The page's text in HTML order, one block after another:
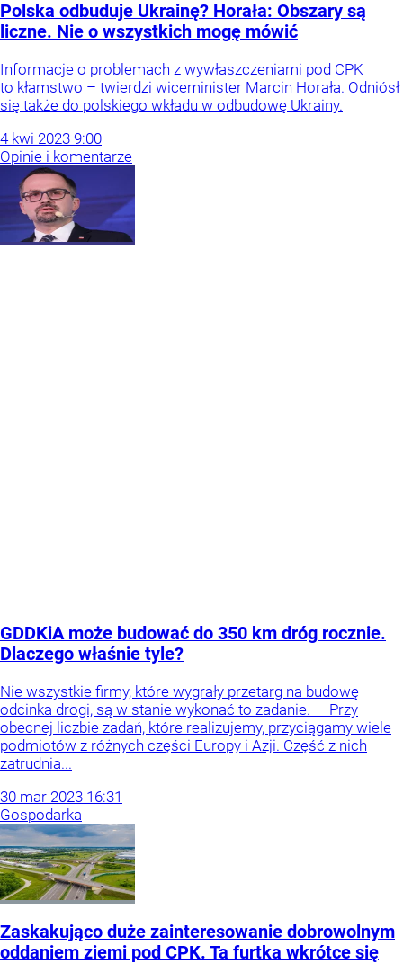
Polska odbuduje Ukrainę? Horała: Obszary są
liczne. Nie o wszystkich mogę mówić
Informacje o problemach z wywłaszczeniami pod CPK
to kłamstwo – twierdzi wiceminister Marcin Horała. Odniósł
się także do polskiego wkładu w odbudowę Ukrainy.
4 kwi 2023 9:00
Opinie i komentarze
GDDKiA może budować do 350 km dróg rocznie.
Dlaczego właśnie tyle?
Nie wszystkie firmy, które wygrały przetarg na budowę
odcinka drogi, są w stanie wykonać to zadanie. — Przy
obecnej liczbie zadań, które realizujemy, przyciągamy wiele
podmiotów z różnych części Europy i Azji. Część z nich
zatrudnia...
30 mar 2023 16:31
Gospodarka
Zaskakująco duże zainteresowanie dobrowolnym
oddaniem ziemi pod CPK. Ta furtka wkrótce się